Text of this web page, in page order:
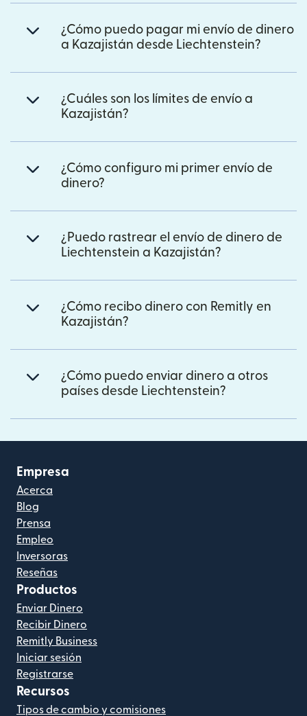
¿Cómo puedo pagar mi envío de dinero
a Kazajistán desde Liechtenstein?
¿Cuáles son los límites de envío a
Kazajistán?
¿Cómo configuro mi primer envío de
dinero?
¿Puedo rastrear el envío de dinero de
Liechtenstein a Kazajistán?
¿Cómo recibo dinero con Remitly en
Kazajistán?
¿Cómo puedo enviar dinero a otros
países desde Liechtenstein?
Empresa
Acerca
Blog
Prensa
Empleo
Inversoras
Reseñas
Productos
Enviar Dinero
Recibir Dinero
Remitly Business
Iniciar sesión
Registrarse
Recursos
Tipos de cambio y comisiones